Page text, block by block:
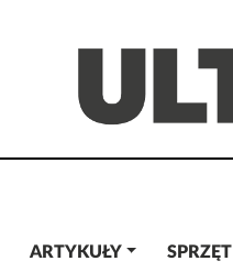
ARTYKUŁY SPRZĘT